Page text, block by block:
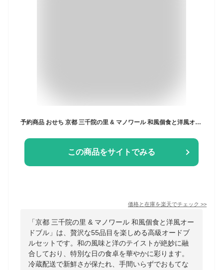
予約商品 おせち 京都 三千院の里 & マノワール 和風個食と洋風オードブル 55品目 2人前 割烹 料亭 送料無料 冷蔵 高級 オードブル セット 内祝い お歳暮
この商品をサイトでみる
価格と在庫を楽天でチェック >>
「京都 三千院の里 & マノワール 和風個食と洋風オー
ドブル」は、贅沢な55品目を楽しめる高級オードブ
ルセットです。和の風味と洋のテイストが絶妙に融
合しており、特別な日の食卓を華やかに彩ります。
冷蔵配送で新鮮さが保たれ、手間いらずでおもてな